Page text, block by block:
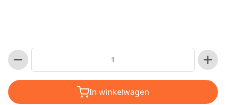
In winkelwagen